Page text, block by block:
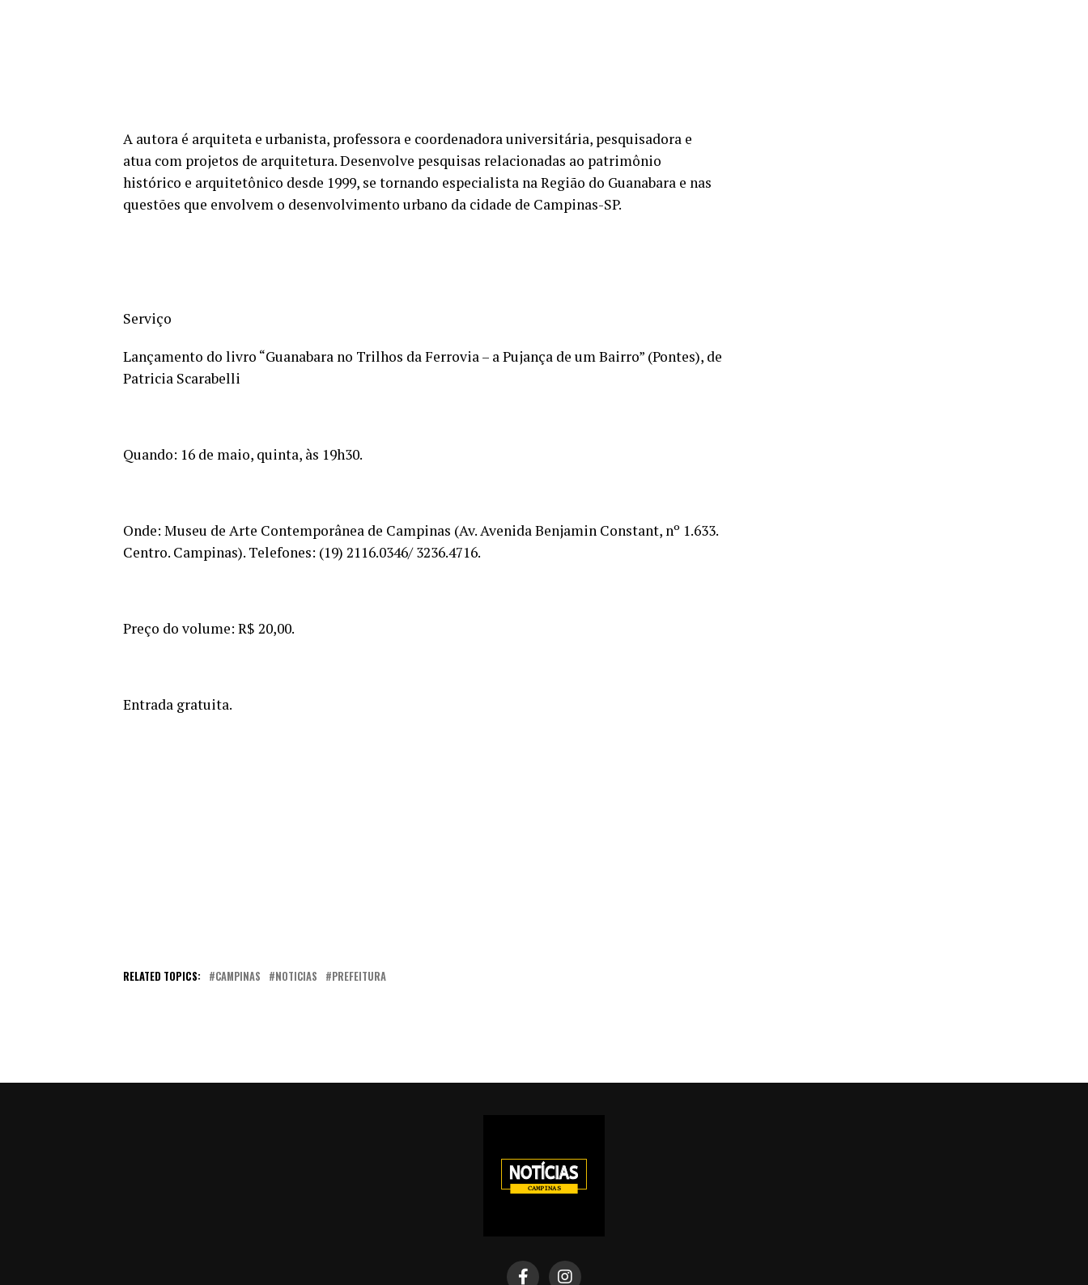
A autora é arquiteta e urbanista, professora e coordenadora universitária, pesquisadora e
atua com projetos de arquitetura. Desenvolve pesquisas relacionadas ao patrimônio
histórico e arquitetônico desde 1999, se tornando especialista na Região do Guanabara e nas
questões que envolvem o desenvolvimento urbano da cidade de Campinas-SP.
Serviço
Lançamento do livro “Guanabara no Trilhos da Ferrovia – a Pujança de um Bairro” (Pontes), de
Patricia Scarabelli
Quando: 16 de maio, quinta, às 19h30.
Onde: Museu de Arte Contemporânea de Campinas (Av. Avenida Benjamin Constant, nº 1.633.
Centro. Campinas). Telefones: (19) 2116.0346/ 3236.4716.
Preço do volume: R$ 20,00.
Entrada gratuita.
RELATED TOPICS: CAMPINAS NOTICIAS PREFEITURA